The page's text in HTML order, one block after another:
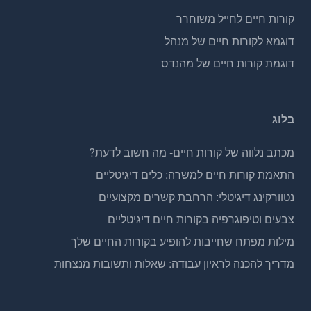
קורות חיים לחייל משוחרר
דוגמא לקורות חיים של מנהל
דוגמת קורות חיים של מהנדס
בלוג
מכתב נלווה של קורות חיים- מה חשוב לדעת?
התאמת קורות חיים למשרה: כלים דיגיטליים
נטוורקינג דיגיטלי: הרחבת קשרים מקצועיים
צבעים וטיפוגרפיה בקורות חיים דיגיטליים
מילות מפתח שחייבות להופיע בקורות החיים שלך
מדריך להכנה לראיון עבודה: שאלות ותשובות מנצחות